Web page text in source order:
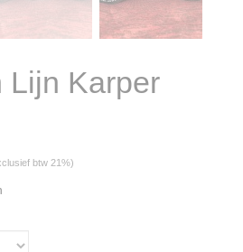
Lijn Karper
btw 21%)